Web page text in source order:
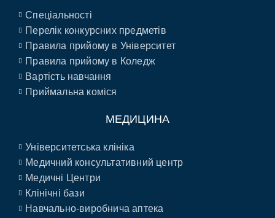
Спеціальності
Перелік конкурсних предметів
Правила прийому в Університет
Правила прийому в Коледж
Вартість навчання
Приймальна коміся
МЕДИЦИНА
Університетська клініка
Медичний консультативний центр
Медичні Центри
Клінічні бази
Навчально-виробнича аптека